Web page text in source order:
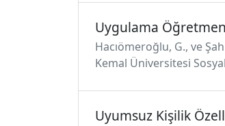
Uygulama
Hacıömeroğlu, G., ve
Kemal Üniversitesi
Uyumsuz Kişilik